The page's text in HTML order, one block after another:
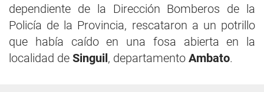
dependiente de la Dirección Bomberos de la
Policía de la Provincia, rescataron a un potrillo
que había caído en una fosa abierta en la
localidad de Singuil , departamento Ambato.